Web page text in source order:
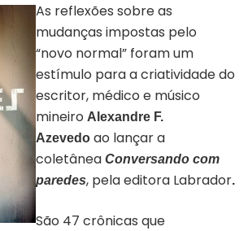
As reflexões sobre as
mudanças impostas pelo
“novo normal” foram um
estímulo para a criatividade do
escritor, médico e músico
mineiro Alexandre F.
Azevedo ao lançar a
coletânea Conversando com
paredes, pela editora Labrador.
São 47 crônicas que